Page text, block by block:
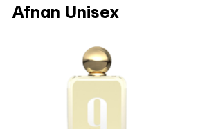
Afnan Unisex